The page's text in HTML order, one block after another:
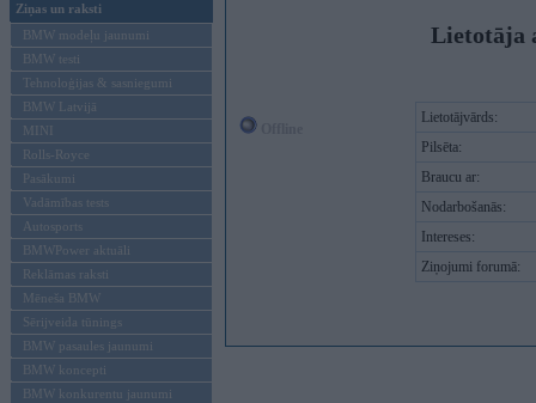
Ziņas un raksti
BMW modeļu jaunumi
BMW testi
Tehnoloģijas & sasniegumi
BMW Latvijā
MINI
Rolls-Royce
Pasākumi
Vadāmības tests
Autosports
BMWPower aktuāli
Reklāmas raksti
Mēneša BMW
Sērijveida tūnings
BMW pasaules jaunumi
BMW koncepti
BMW konkurentu jaunumi
Lietotāja
Lietotājvārds:
Pilsēta:
Braucu ar:
Nodarbošanās:
Intereses:
Ziņojumi forumā: